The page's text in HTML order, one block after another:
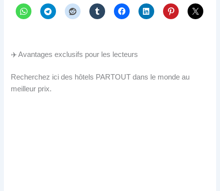
✈️ Avantages exclusifs pour les lecteurs
Recherchez ici des hôtels PARTOUT dans le monde au
meilleur prix.